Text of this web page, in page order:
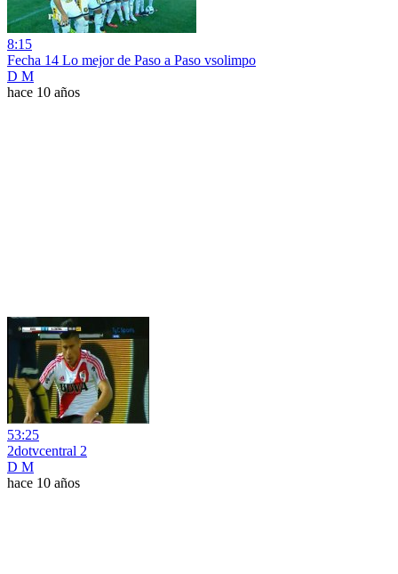
8:15
Fecha 14 Lo mejor de Paso a Paso vsolimpo
D M
hace 10 años
53:25
2dotvcentral 2
D M
hace 10 años